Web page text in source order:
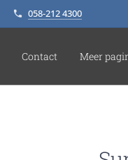
058-212 4300
Contact Meer